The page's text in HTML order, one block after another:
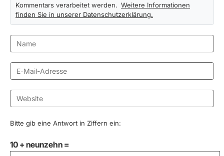
Kommentars verarbeitet werden. Weitere Informationen
finden Sie in unserer Datenschutzerklärung.
Bitte gib eine Antwort in Ziffern ein:
10 + neunzehn =